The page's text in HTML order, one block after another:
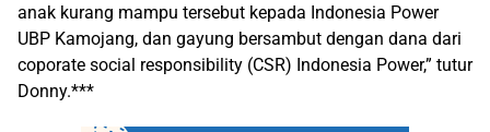
anak kurang mampu tersebut kepada Indonesia Power
UBP Kamojang, dan gayung bersambut dengan dana dari
coporate social responsibility (CSR) Indonesia Power,” tutur
Donny.***